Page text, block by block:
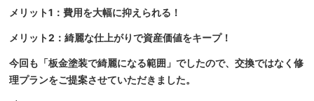
メリット1：費用を大幅に抑えられる！
メリット2：綺麗な仕上がりで資産価値をキープ！
今回も「板金塗装で綺麗になる範囲」でしたので、交換ではなく修
理プランをご提案させていただきました。